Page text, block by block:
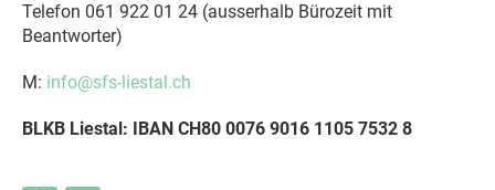
Telefon 061 922 01 24 (ausserhalb Bürozeit mit
Beantworter)
M: info@sfs-liestal.ch
BLKB Liestal: IBAN CH80 0076 9016 1105 7532 8